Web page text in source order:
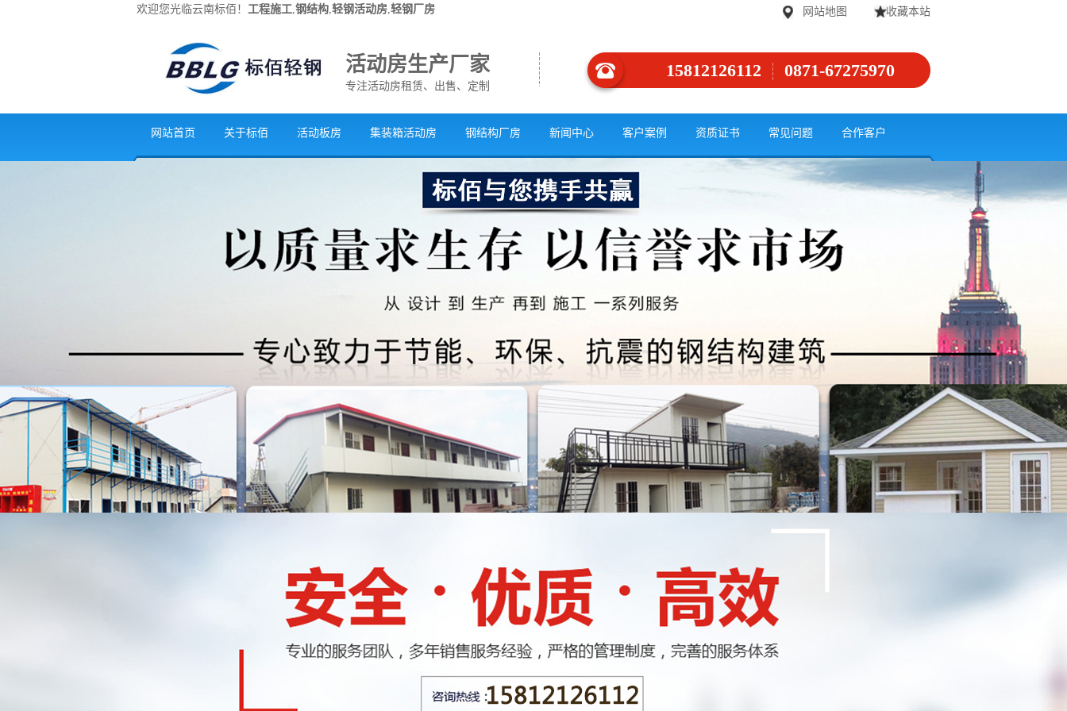
网站地图 收藏本站
欢迎您光临云南标佰！ 工程施工,钢结构,轻钢活动房,轻钢厂房
活动房生产厂家
专注活动房租赁、出售、定制
15812126112 0871-67275970
网站首页 关于标佰 活动板房 集装箱活动房 钢结构厂房 新闻中心 客户案例 资质证书 常见问题 合作客户
乌鲁木齐豪华K式活动房 乌鲁木齐豪华T式活动房
10年钢结构与活动房行业经验，从钢结构与活动板房生产到售后一
步到位